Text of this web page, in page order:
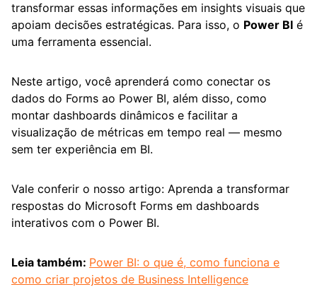
transformar essas informações em insights visuais que
apoiam decisões estratégicas. Para isso, o Power BI é
uma ferramenta essencial.
Neste artigo, você aprenderá como conectar os
dados do Forms ao Power BI, além disso, como
montar dashboards dinâmicos e facilitar a
visualização de métricas em tempo real — mesmo
sem ter experiência em BI.
Vale conferir o nosso artigo: Aprenda a transformar
respostas do Microsoft Forms em dashboards
interativos com o Power BI.
Leia também: Power BI: o que é, como funciona e
como criar projetos de Business Intelligence